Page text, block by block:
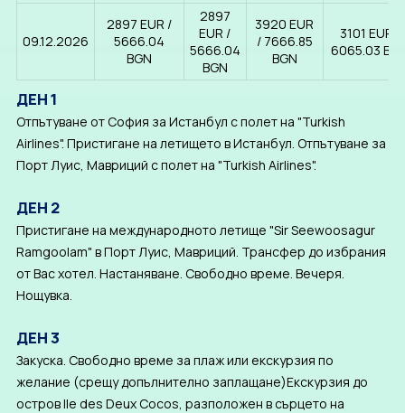
09.12.2026
2897 EUR ∕
5666.04
BGN
2897
EUR ∕
5666.04
BGN
3920 EUR
∕ 7666.85
BGN
3101 EUR ∕
6065.03
ДЕН 1
Отпътуване от София за Истанбул с полет на "Turkish
Airlines". Пристигане на летището в Истанбул. Отпътуване за
Порт Луис, Мавриций с полет на "Turkish Airlines".
ДЕН 2
Пристигане на международното летище "Sir Seewoosagur
Ramgoolam" в Порт Луис, Мавриций. Трансфер до избрания
от Вас хотел. Настаняване. Свободно време. Вечеря.
Нощувка.
ДЕН 3
Закуска. Свободно време за плаж или екскурзия по
желание (срещу допълнително заплащане)Екскурзия до
остров Ile des Deux Cocos, разположен в сърцето на